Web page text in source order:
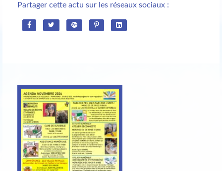
Partager cette actu sur les réseaux sociaux :